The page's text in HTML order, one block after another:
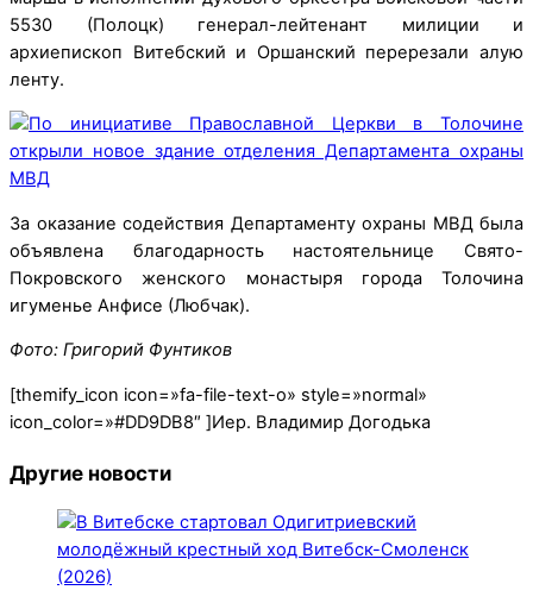
5530 (Полоцк) генерал-лейтенант милиции и
архиепископ Витебский и Оршанский перерезали алую
ленту.
За оказание содействия Департаменту охраны МВД была
объявлена благодарность настоятельнице Свято-
Покровского женского монастыря города Толочина
игуменье Анфисе (Любчак).
Фото: Григорий Фунтиков
[themify_icon icon=»fa-file-text-o» style=»normal»
icon_color=»#DD9DB8″ ]Иер. Владимир Догодька
Другие новости